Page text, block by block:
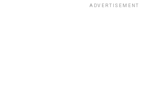
ADVERTISEMENT